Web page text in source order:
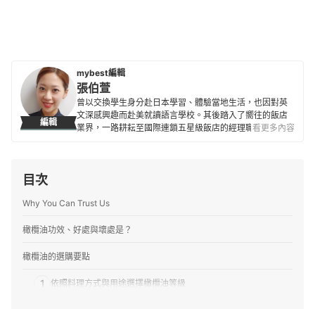
編輯
mybest編輯
張伯萱
曾以交換學生身分赴日本學習、體驗當地生活，也因對英
文深感興趣而赴美就讀語言學校。其後踏入了嚮往的飯店
業界，一路耕耘至國際連鎖五星級飯店的經理職，因此對
看更多內容
目次
Why You Can Trust Us
橄欖油功效、好處與壞處是？
橄欖油的選購要點
1 依照料理方式與用途選擇橄欖油等級